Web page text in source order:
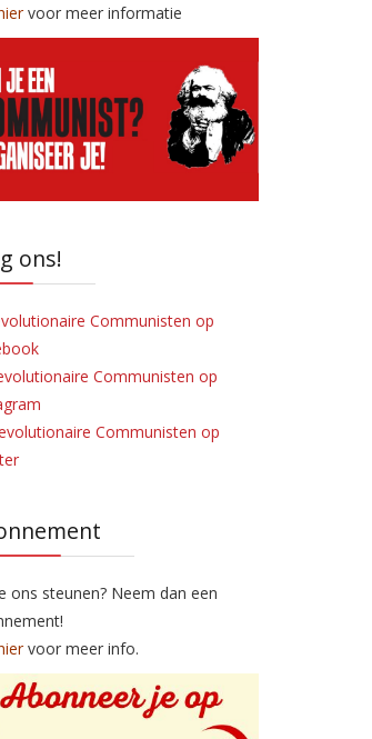
voor meer informatie
ons!
Communisten op
Communisten op
Communisten op
ons steunen? Neem dan een
voor meer info.